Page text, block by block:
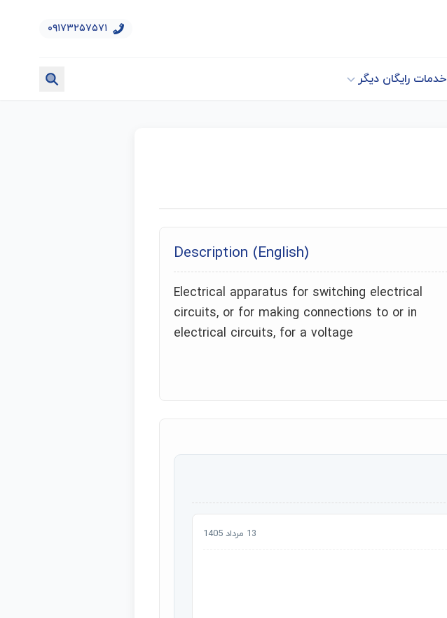
۰۹۱۷۳۲۵۷۵۷۱
خدمات رایگان دیگر
Description (English)
Electrical apparatus for switching electrical
circuits, or for making connections to or in
electrical circuits, for a voltage
13 مرداد 1405